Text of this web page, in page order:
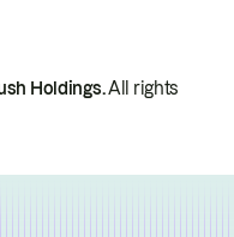
Holdings.All rights